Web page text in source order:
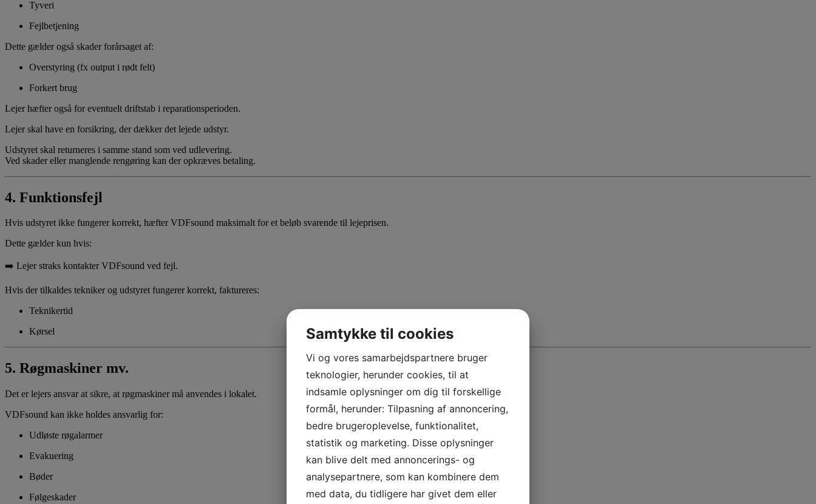
Tyveri
Fejlbetjening
Dette gælder også skader forårsaget af:
Overstyring (fx output i rødt felt)
Forkert brug
Lejer hæfter også for eventuelt driftstab i reparationsperioden.
Lejer skal have en forsikring, der dækker det lejede udstyr.
Udstyret skal returneres i samme stand som ved udlevering.
Ved skader eller manglende rengøring kan der opkræves betaling.
4. Funktionsfejl
Hvis udstyret ikke fungerer korrekt, hæfter VDFsound maksimalt for et beløb svarende til lejeprisen.
Dette gælder kun hvis:
➡️ Lejer straks kontakter VDFsound ved fejl.
Hvis der tilkaldes tekniker og udstyret fungerer korrekt, faktureres:
Teknikertid
Kørsel
5. Røgmaskiner mv.
Det er lejers ansvar at sikre, at røgmaskiner må anvendes i lokalet.
VDFsound kan ikke holdes ansvarlig for:
Udløste røgalarmer
Evakuering
Bøder
Følgeskader
Samtykke til cookies
Vi og vores samarbejdspartnere bruger
teknologier, herunder cookies, til at
indsamle oplysninger om dig til forskellige
formål, herunder: Tilpasning af annoncering,
bedre brugeroplevelse, funktionalitet,
statistik og marketing. Disse oplysninger
kan blive delt med annoncerings- og
analysepartnere, som kan kombinere dem
med data, du tidligere har givet dem eller